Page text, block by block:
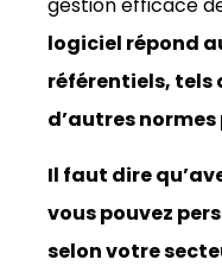
gestion efficace
logiciel répond
référentiels, tels
d’autres
Il faut dire
vous pouvez
selon votre